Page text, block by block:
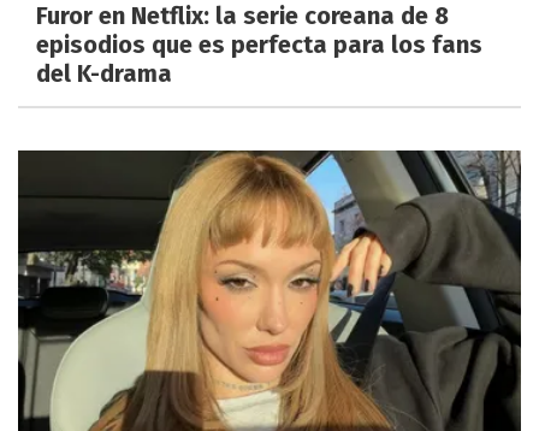
Furor en Netflix: la serie coreana de 8
episodios que es perfecta para los fans
del K-drama